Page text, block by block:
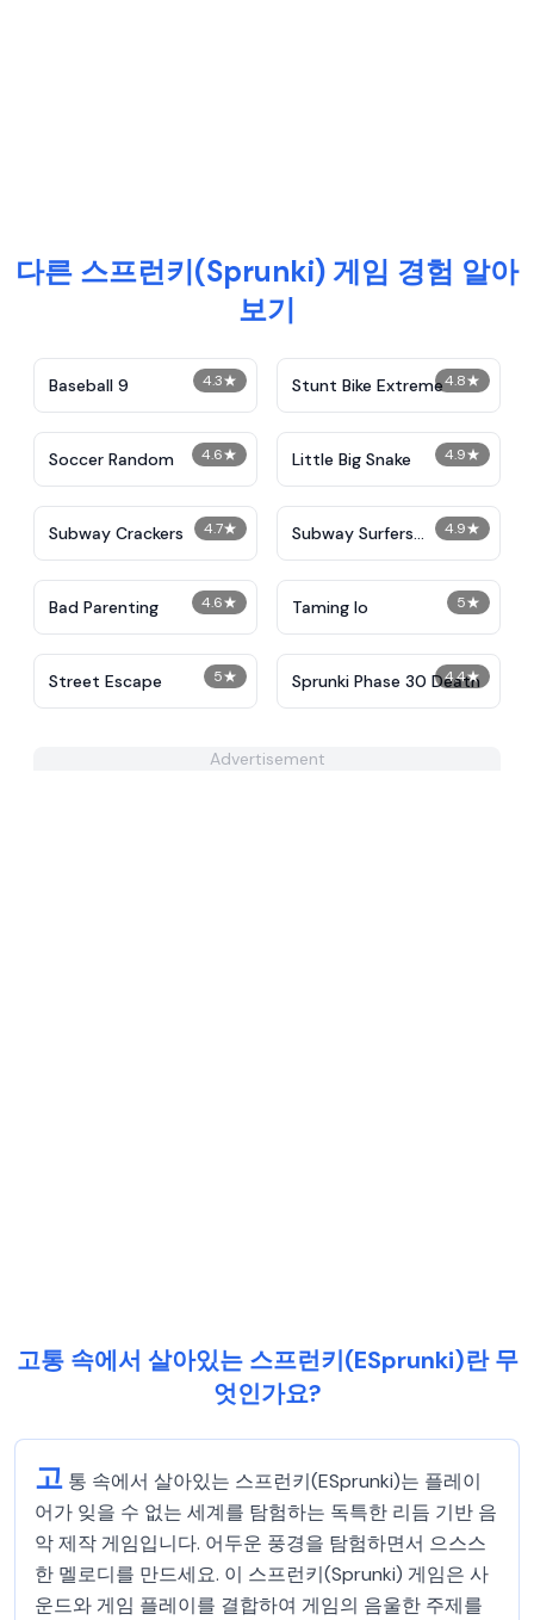
다른 스프런키(Sprunki) 게임 경험 알아
보기
4.3★
Baseball 9 4.8★
Stunt Bike Extreme
4.6★
Soccer Random 4.9★
Little Big Snake
4.7★
Subway Crackers 4.9★
Subway Surfers
Unblocked
4.6★
Bad Parenting 5★
Taming Io
5★
Street Escape 4.4★
Sprunki Phase 30 Death
Advertisement
고통 속에서 살아있는 스프런키(ESprunki)란 무
엇인가요?
고 통 속에서 살아있는 스프런키(ESprunki)는 플레이
어가 잊을 수 없는 세계를 탐험하는 독특한 리듬 기반 음
악 제작 게임입니다. 어두운 풍경을 탐험하면서 으스스
한 멜로디를 만드세요. 이 스프런키(Sprunki) 게임은 사
운드와 게임 플레이를 결합하여 게임의 음울한 주제를